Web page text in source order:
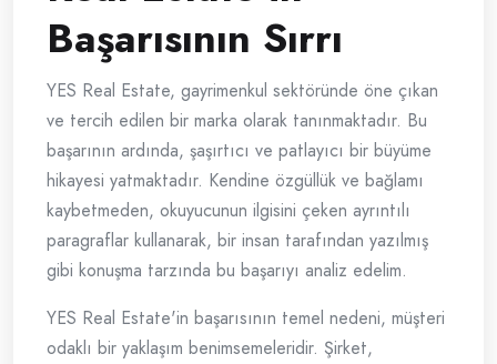
Başarısının Sırrı
YES Real Estate, gayrimenkul sektöründe öne çıkan
ve tercih edilen bir marka olarak tanınmaktadır. Bu
başarının ardında, şaşırtıcı ve patlayıcı bir büyüme
hikayesi yatmaktadır. Kendine özgüllük ve bağlamı
kaybetmeden, okuyucunun ilgisini çeken ayrıntılı
paragraflar kullanarak, bir insan tarafından yazılmış
gibi konuşma tarzında bu başarıyı analiz edelim.
YES Real Estate'in başarısının temel nedeni, müşteri
odaklı bir yaklaşım benimsemeleridir. Şirket,